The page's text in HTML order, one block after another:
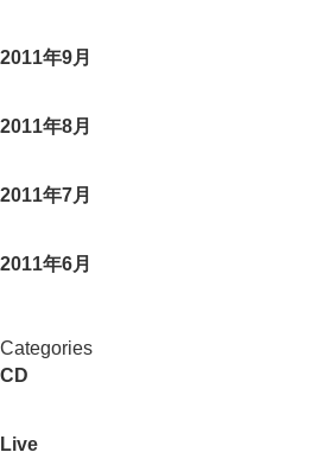
2011年9月
2011年8月
2011年7月
2011年6月
Categories
CD
Live